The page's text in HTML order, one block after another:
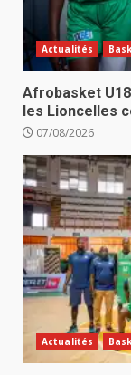
Actualités
Afrobasket
les Lioncelles
07/08/2026
Actualités